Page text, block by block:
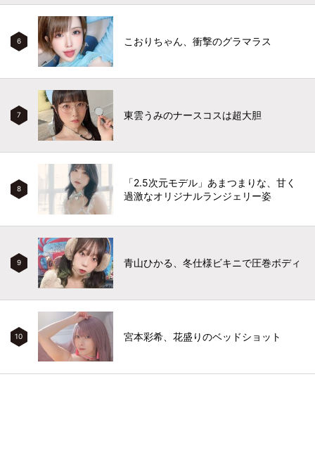
6 こおりちゃん、衝撃のグラマラス
7 東雲うみのナースコスは超大胆
8
「2.5次元モデル」あまつまりな、甘く
過激なオリジナルランジェリー姿
9 青山ひかる、冬仕様ビキニで圧巻ボディ
10 宮本彩希、花盛りのベッドショット